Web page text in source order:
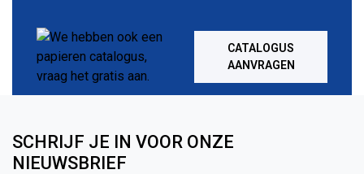
CATALOGUS
AANVRAGEN
SCHRIJF JE IN VOOR ONZE
NIEUWSBRIEF